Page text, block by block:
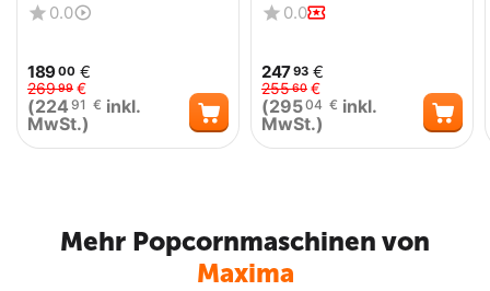
0.0
18900 €
26999 €
(224 91 € inkl.
MwSt.)
0.0
24793 €
25560 €
(29504 € inkl.
MwSt.)
Mehr Popcornmaschinen von
Maxima